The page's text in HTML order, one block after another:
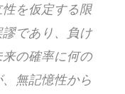
を仮定する限
であり、負け
の確率に何の
無記憶性から